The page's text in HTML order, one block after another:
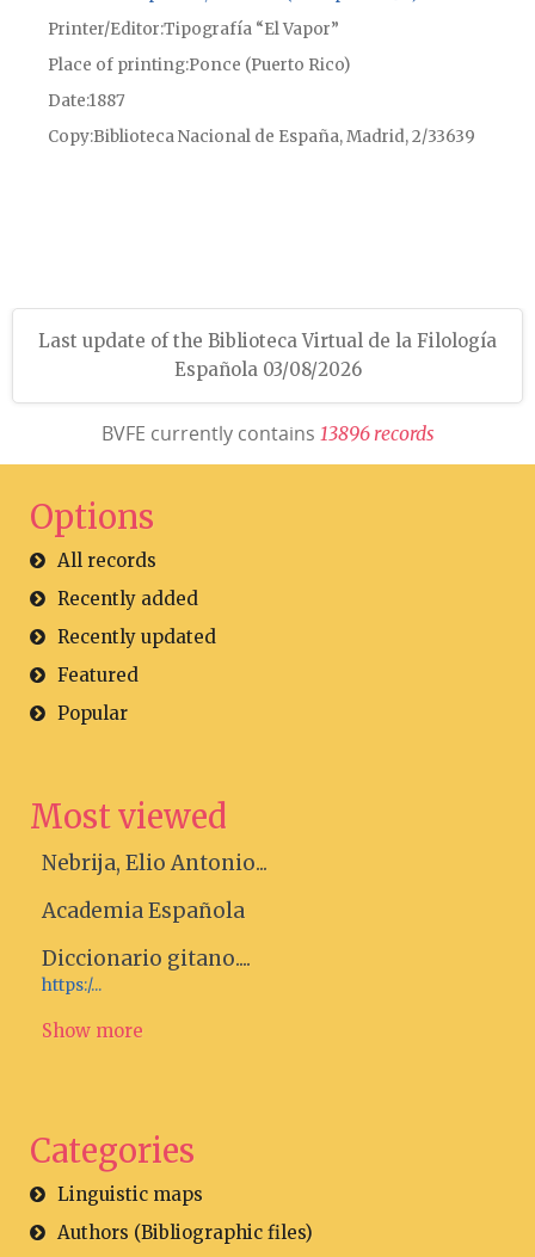
Printer/Editor Tipografía “El Vapor”
Place of printingPonce (Puerto Rico)
Date1887
CopyBiblioteca Nacional de España, Madrid, 2/33639
Last update of the Biblioteca Virtual de la Filología
Española 03/08/2026
BVFE currently contains 13896 records
Options
All records
Recently added
Recently updated
Featured
Popular
Most viewed
Nebrija, Elio Antonio...
Academia Española
Diccionario gitano....
https:/...
Show more
Categories
Linguistic maps
Authors (Bibliographic files)